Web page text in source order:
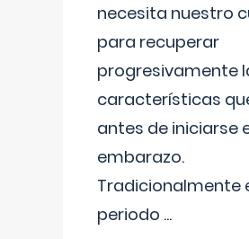
necesita nuestro
para recuperar
progresivamente
características
antes de iniciarse
embarazo.
Tradicionalmente
periodo ...